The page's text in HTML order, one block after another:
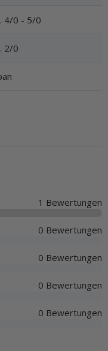
4/0 - 5/0
2/0
1 Bewertungen
0 Bewertungen
0 Bewertungen
0 Bewertungen
0 Bewertungen